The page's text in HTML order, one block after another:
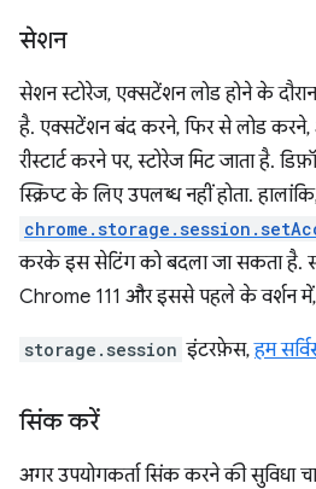
सेशन
सेशन स्टोरेज, एक्सटेंशन लोड होने के
है. एक्सटेंशन बंद करने, फिर से लोड करने,
रीस्टार्ट करने पर, स्टोरेज मिट जाता है.
स्क्रिप्ट के लिए उपलब्ध नहीं होता.
करके इस सेटिंग को बदला जा सकता है.
Chrome 111 और इससे पहले के वर्शन में,
storage.session इंटरफ़ेस,हम
सिंक करें
अगर उपयोगकर्ता सिंक करने की सुविधा